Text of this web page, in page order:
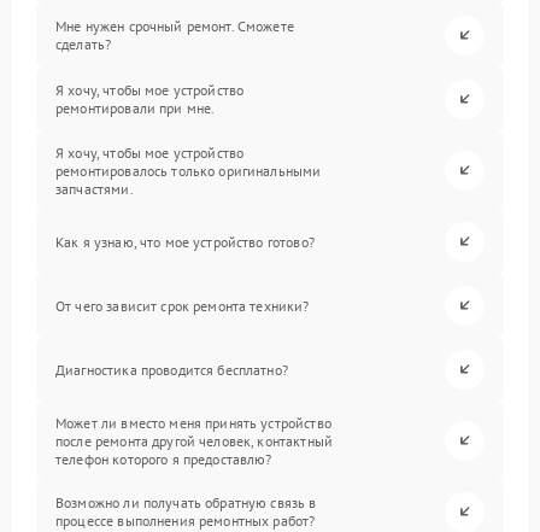
Мне нужен срочный ремонт. Сможете
сделать?
Я хочу, чтобы мое устройство
ремонтировали при мне.
Я хочу, чтобы мое устройство
ремонтировалось только оригинальными
запчастями.
Как я узнаю, что мое устройство готово?
От чего зависит срок ремонта техники?
Диагностика проводится бесплатно?
Может ли вместо меня принять устройство
после ремонта другой человек, контактный
телефон которого я предоставлю?
Возможно ли получать обратную связь в
процессе выполнения ремонтных работ?